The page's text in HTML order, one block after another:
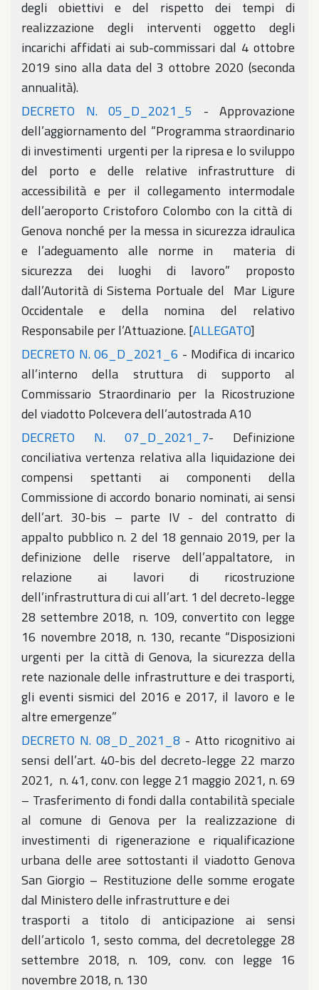
degli obiettivi e del rispetto dei tempi di
realizzazione degli interventi oggetto degli
incarichi affidati ai sub-commissari dal 4 ottobre
2019 sino alla data del 3 ottobre 2020 (seconda
annualità).
DECRETO N. 05_D_2021_5 - Approvazione
dell’aggiornamento del “Programma straordinario
di investimenti urgenti per la ripresa e lo sviluppo
del porto e delle relative infrastrutture di
accessibilità e per il collegamento intermodale
dell’aeroporto Cristoforo Colombo con la città di
Genova nonché per la messa in sicurezza idraulica
e l’adeguamento alle norme in materia di
sicurezza dei luoghi di lavoro” proposto
dall’Autorità di Sistema Portuale del Mar Ligure
Occidentale e della nomina del relativo
Responsabile per l’Attuazione. [ALLEGATO]
DECRETO N. 06_D_2021_6 - Modifica di incarico
all’interno della struttura di supporto al
Commissario Straordinario per la Ricostruzione
del viadotto Polcevera dell’autostrada A10
DECRETO N. 07_D_2021_7- Definizione
conciliativa vertenza relativa alla liquidazione dei
compensi spettanti ai componenti della
Commissione di accordo bonario nominati, ai sensi
dell’art. 30-bis – parte IV - del contratto di
appalto pubblico n. 2 del 18 gennaio 2019, per la
definizione delle riserve dell’appaltatore, in
relazione ai lavori di ricostruzione
dell’infrastruttura di cui all’art. 1 del decreto-legge
28 settembre 2018, n. 109, convertito con legge
16 novembre 2018, n. 130, recante “Disposizioni
urgenti per la città di Genova, la sicurezza della
rete nazionale delle infrastrutture e dei trasporti,
gli eventi sismici del 2016 e 2017, il lavoro e le
altre emergenze”
DECRETO N. 08_D_2021_8 - Atto ricognitivo ai
sensi dell’art. 40-bis del decreto-legge 22 marzo
2021, n. 41, conv. con legge 21 maggio 2021, n. 69
– Trasferimento di fondi dalla contabilità speciale
al comune di Genova per la realizzazione di
investimenti di rigenerazione e riqualificazione
urbana delle aree sottostanti il viadotto Genova
San Giorgio – Restituzione delle somme erogate
dal Ministero delle infrastrutture e dei
trasporti a titolo di anticipazione ai sensi
dell’articolo 1, sesto comma, del decretolegge 28
settembre 2018, n. 109, conv. con legge 16
novembre 2018, n. 130